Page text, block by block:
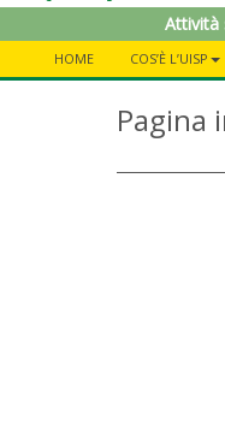
Attività
HOME COS’È L’UISP
Pagina